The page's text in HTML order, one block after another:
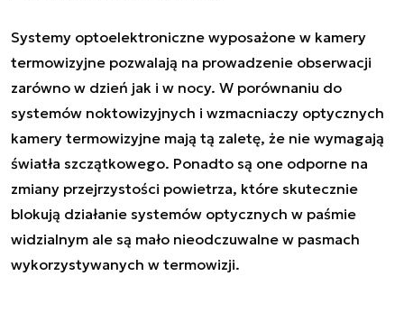
Systemy optoelektroniczne wyposażone w kamery
termowizyjne pozwalają na prowadzenie obserwacji
zarówno w dzień jak i w nocy. W porównaniu do
systemów noktowizyjnych i wzmacniaczy optycznych
kamery termowizyjne mają tą zaletę, że nie wymagają
światła szczątkowego. Ponadto są one odporne na
zmiany przejrzystości powietrza, które skutecznie
blokują działanie systemów optycznych w paśmie
widzialnym ale są mało nieodczuwalne w pasmach
wykorzystywanych w termowizji.